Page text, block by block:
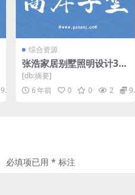
9.9
综合资源
张浩家居别墅照明设计30
讲（高清视频）百度网盘
[db:摘要]
6 年前
0 0 2 9.9
必填项已用 * 标注